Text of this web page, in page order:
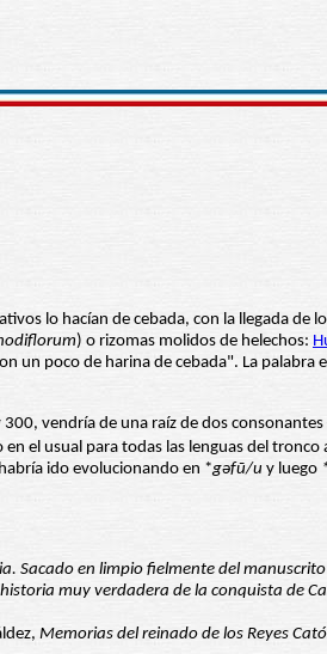
lo hacían de cebada, con la llegada de
) o rizomas molidos de helechos:
poco de harina de cebada". La palabra
300, vendría de una raíz de dos
usual para todas las lenguas del
habría ido evolucionando en *gəfū/u y luego
Sacado en limpio fielmente del
muy verdadera de la conquista de
Memorias del reinado de los Reyes